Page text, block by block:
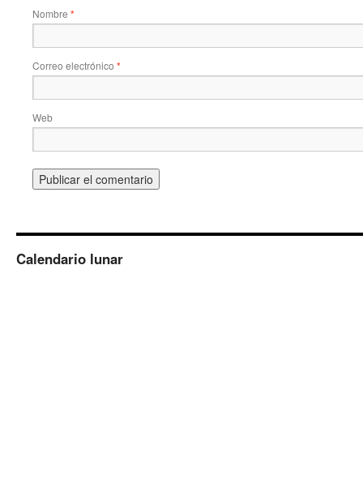
Nombre *
Correo electrónico *
Web
Calendario lunar